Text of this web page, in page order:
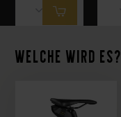
Welche wird es?